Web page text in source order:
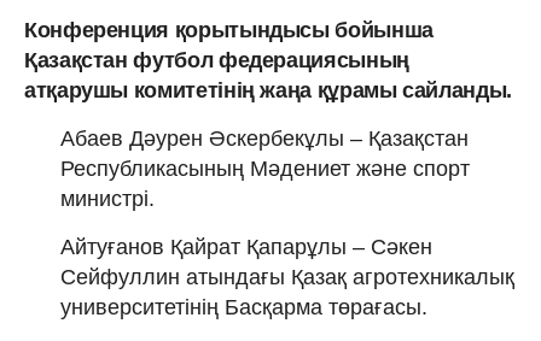
Конференция қорытындысы бойынша
Қазақстан футбол федерациясының
атқарушы комитетінің жаңа құрамы сайланды.
Абаев Дәурен Әскербекұлы – Қазақстан
Республикасының Мәдениет және спорт
министрі.
Айтуғанов Қайрат Қапарұлы – Сәкен
Сейфуллин атындағы Қазақ агротехникалық
университетінің Басқарма төрағасы.